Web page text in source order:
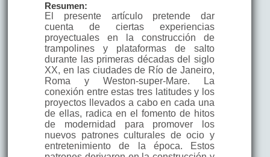
Resumen:
El presente artículo pretende dar
cuenta de ciertas experiencias
proyectuales en la construcción de
trampolines y plataformas de salto
durante las primeras décadas del siglo
XX, en las ciudades de Río de Janeiro,
Roma y Weston-super-Mare. La
conexión entre estas tres latitudes y los
proyectos llevados a cabo en cada una
de ellas, radica en el fomento de hitos
de modernidad para promover los
nuevos patrones culturales de ocio y
entretenimiento de la época. Estos